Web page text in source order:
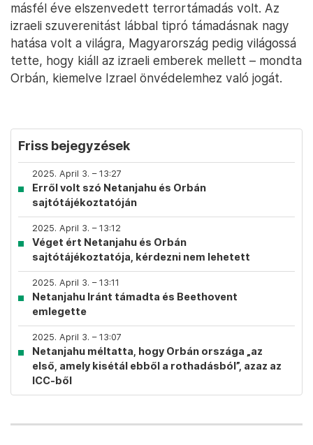
másfél éve elszenvedett terrortámadás volt. Az
izraeli szuverenitást lábbal tipró támadásnak nagy
hatása volt a világra, Magyarország pedig világossá
tette, hogy kiáll az izraeli emberek mellett – mondta
Orbán, kiemelve Izrael önvédelemhez való jogát.
Friss bejegyzések
2025. April 3. – 13:27
Erről volt szó Netanjahu és Orbán
sajtótájékoztatóján
2025. April 3. – 13:12
Véget ért Netanjahu és Orbán
sajtótájékoztatója, kérdezni nem lehetett
2025. April 3. – 13:11
Netanjahu Iránt támadta és Beethovent
emlegette
2025. April 3. – 13:07
Netanjahu méltatta, hogy Orbán országa „az
első, amely kisétál ebből a rothadásból”, azaz az
ICC-ből